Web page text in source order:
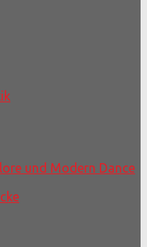
und Modern Dance